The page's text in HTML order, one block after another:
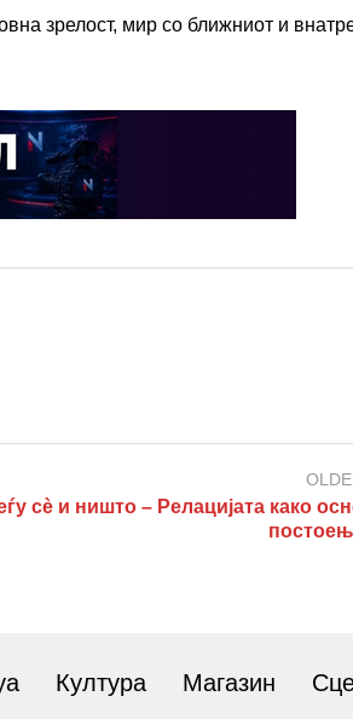
зрелост, мир со ближниот и
сè и ништо – Релацијата како
Култура Магазин